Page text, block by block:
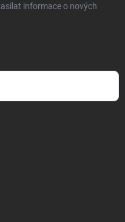
informace o nových